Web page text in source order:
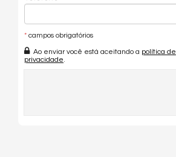
* campos obrigatórios
Ao enviar você está aceitando a política de
privacidade